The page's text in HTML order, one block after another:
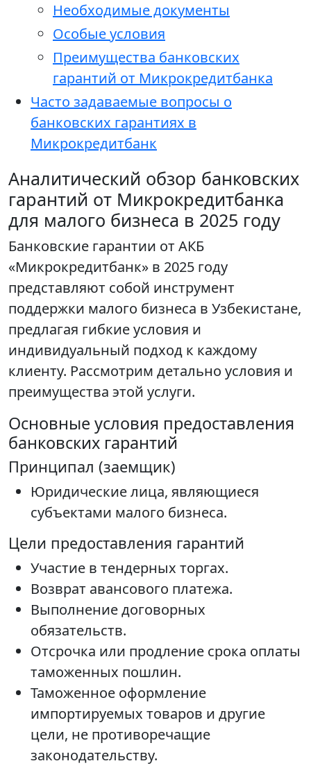
Необходимые документы
Особые условия
Преимущества банковских
гарантий от Микрокредитбанка
Часто задаваемые вопросы о
банковских гарантиях в
Микрокредитбанк
Аналитический обзор банковских
гарантий от Микрокредитбанка
для малого бизнеса в 2025 году
Банковские гарантии от АКБ
«Микрокредитбанк» в 2025 году
представляют собой инструмент
поддержки малого бизнеса в Узбекистане,
предлагая гибкие условия и
индивидуальный подход к каждому
клиенту. Рассмотрим детально условия и
преимущества этой услуги.
Основные условия предоставления
банковских гарантий
Принципал (заемщик)
Юридические лица, являющиеся
субъектами малого бизнеса.
Цели предоставления гарантий
Участие в тендерных торгах.
Возврат авансового платежа.
Выполнение договорных
обязательств.
Отсрочка или продление срока оплаты
таможенных пошлин.
Таможенное оформление
импортируемых товаров и другие
цели, не противоречащие
законодательству.